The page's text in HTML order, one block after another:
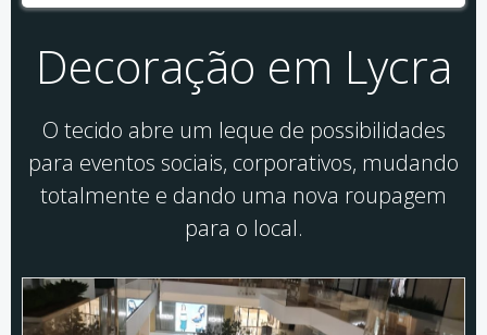
Decoração em Lycra
O tecido abre um leque de possibilidades
para eventos sociais, corporativos, mudando
totalmente e dando uma nova roupagem
para o local.